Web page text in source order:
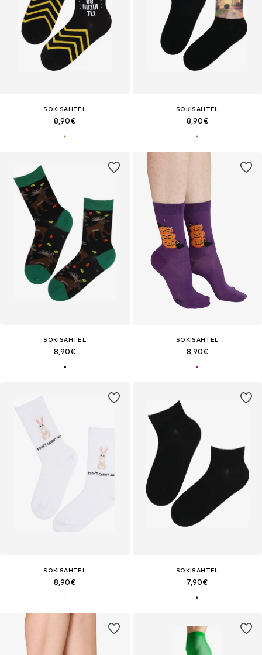
SOKISAHTEL
8,90€
SOKISAHTEL
8,90€
SOKISAHTEL
8,90€
SOKISAHTEL
8,90€
SOKISAHTEL
8,90€
SOKISAHTEL
7,90€